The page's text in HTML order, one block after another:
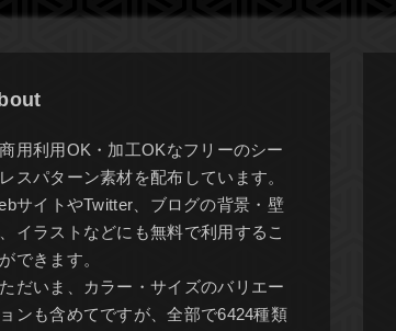
用利用OK・加工OKなフリーのシー
スパターン素材を配布しています。
サイトやTwitter、ブログの背景・壁
イラストなどにも無料で利用するこ
できます。
だいま、カラー・サイズのバリエー
ンも含めてですが、全部で6424種類